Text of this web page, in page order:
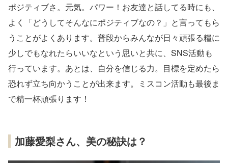
ポジティブさ。元気。パワー！お友達と話してる時にも、
よく「どうしてそんなにポジティブなの？」と言ってもら
うことがよくあります。普段からみんなが日々頑張る糧に
少しでもなれたらいいなという思いと共に、SNS活動も
行っています。あとは、自分を信じる力。目標を定めたら
恐れず立ち向かうことが出来ます。ミスコン活動も最後ま
で精一杯頑張ります！
加藤愛梨さん、美の秘訣は？